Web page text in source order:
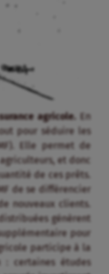
agricole. En
pour séduire les
Elle permet de
et donc
de ces prêts.
de se différencier
nouveaux clients.
génèrent
pour
participe à la
: certaines études